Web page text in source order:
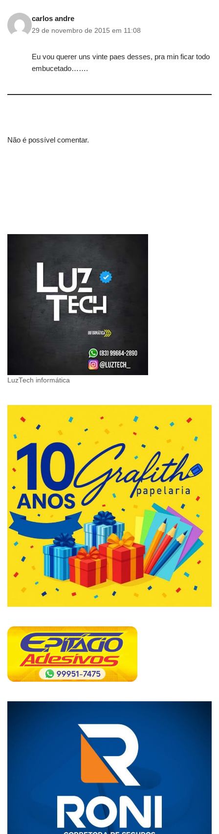
carlos andre
29 de novembro de 2015 em 11:08
Eu vou querer uns vinte paes desses, pra min ficar todo
embucetado…….
Não é possível comentar.
LuzTech informática